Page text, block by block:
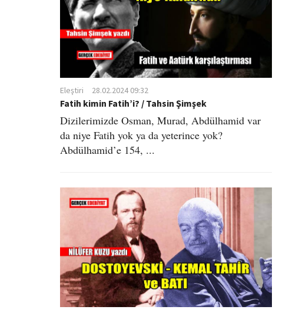
Eleştiri 28.02.2024 09:32
Fatih kimin Fatih’i? / Tahsin Şimşek
Dizilerimizde Osman, Murad, Abdülhamid var
da niye Fatih yok ya da yeterince yok?
Abdülhamid’e 154, ...